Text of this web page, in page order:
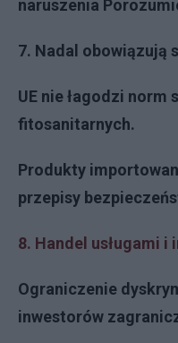
naruszenia
7. Nadal obowiązują
UE nie łagodzi norm
fitosanitarnych.
Produkty
przepisy
8. Handel usługami i
Ograniczenie
inwestorów